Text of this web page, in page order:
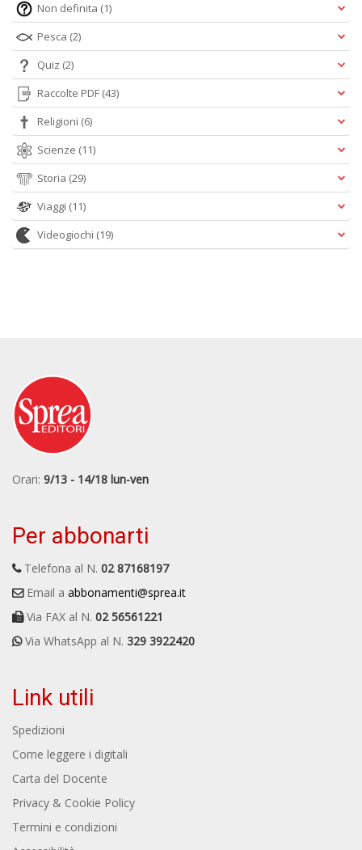
Non definita (1)
Pesca (2)
Quiz (2)
Raccolte PDF (43)
Religioni (6)
Scienze (11)
Storia (29)
Viaggi (11)
Videogiochi (19)
Orari: 9/13 - 14/18 lun-ven
Per abbonarti
Telefona al N. 02 87168197
Email a abbonamenti@sprea.it
Via FAX al N. 02 56561221
Via WhatsApp al N. 329 3922420
Link utili
Spedizioni
Come leggere i digitali
Carta del Docente
Privacy & Cookie Policy
Termini e condizioni